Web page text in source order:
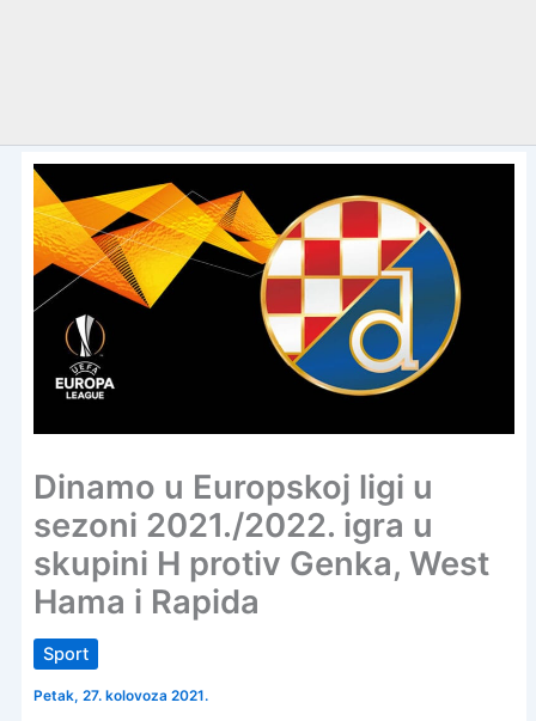
Dinamo u Europskoj ligi u
sezoni 2021./2022. igra u
skupini H protiv Genka, West
Hama i Rapida
Sport
Petak, 27. kolovoza 2021.